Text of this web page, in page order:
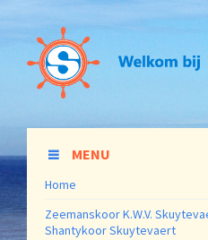
MENU
Home
Zeemanskoor K.W.V.
Shantykoor Skuytevaert